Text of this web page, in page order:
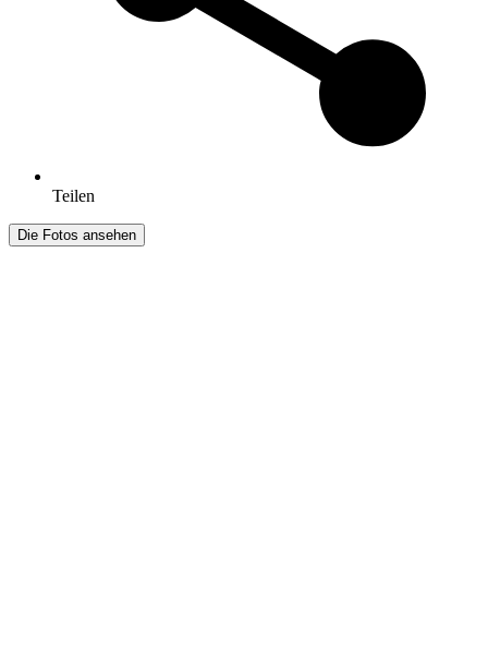
Teilen
Die Fotos ansehen